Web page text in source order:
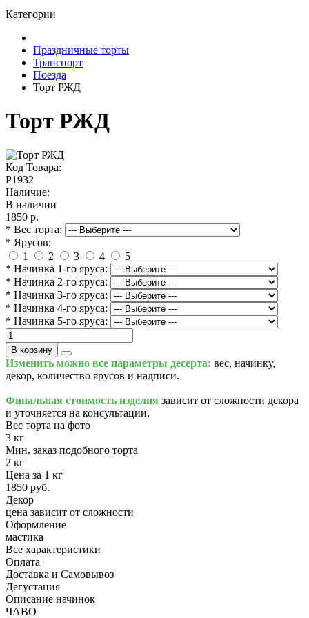
Категории
Праздничные торты
Транспорт
Поезда
Торт РЖД
Торт РЖД
Код Товара:
P1932
Наличие:
В наличии
1850 р.
* Вес торта:
* Ярусов:
1
2 3 4
5
* Начинка 1-го яруса:
* Начинка 2-го яруса:
* Начинка 3-го яруса:
* Начинка 4-го яруса:
* Начинка 5-го яруса:
В корзину
Изменить можно все параметры десерта: вес, начинку,
декор, количество ярусов и надписи.
Финальная стоимость изделия зависит от сложности декора
и уточняется на консультации.
Вес торта на фото
3 кг
Мин. заказ подобного торта
2 кг
Цена за 1 кг
1850 руб.
Декор
цена зависит от сложности
Оформление
мастика
Все характеристики
Оплата
Доставка и Самовывоз
Дегустация
Описание начинок
ЧАВО